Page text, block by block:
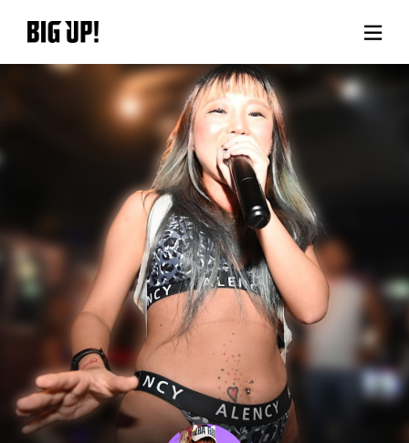
About BIG UP!
News
Rate plan
support
Usage flow
Questions